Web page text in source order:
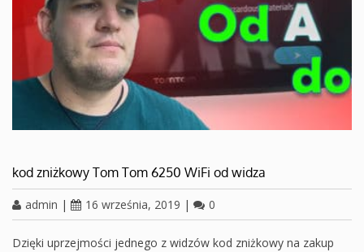
kod zniżkowy Tom Tom 6250 WiFi od widza
admin | 16 września, 2019 | 0
Dzięki uprzejmości jednego z widzów kod zniżkowy na zakup